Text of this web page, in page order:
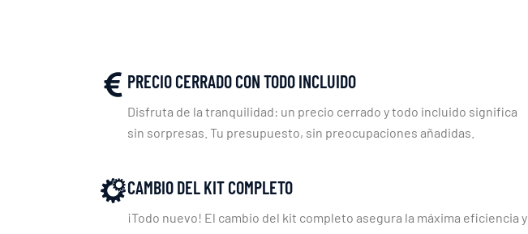
PRECIO CERRADO CON TODO INCLUIDO
Disfruta de la tranquilidad: un precio cerrado y todo incluido significa
sin sorpresas. Tu presupuesto, sin preocupaciones añadidas.
CAMBIO DEL KIT COMPLETO
¡Todo nuevo! El cambio del kit completo asegura la máxima eficiencia y